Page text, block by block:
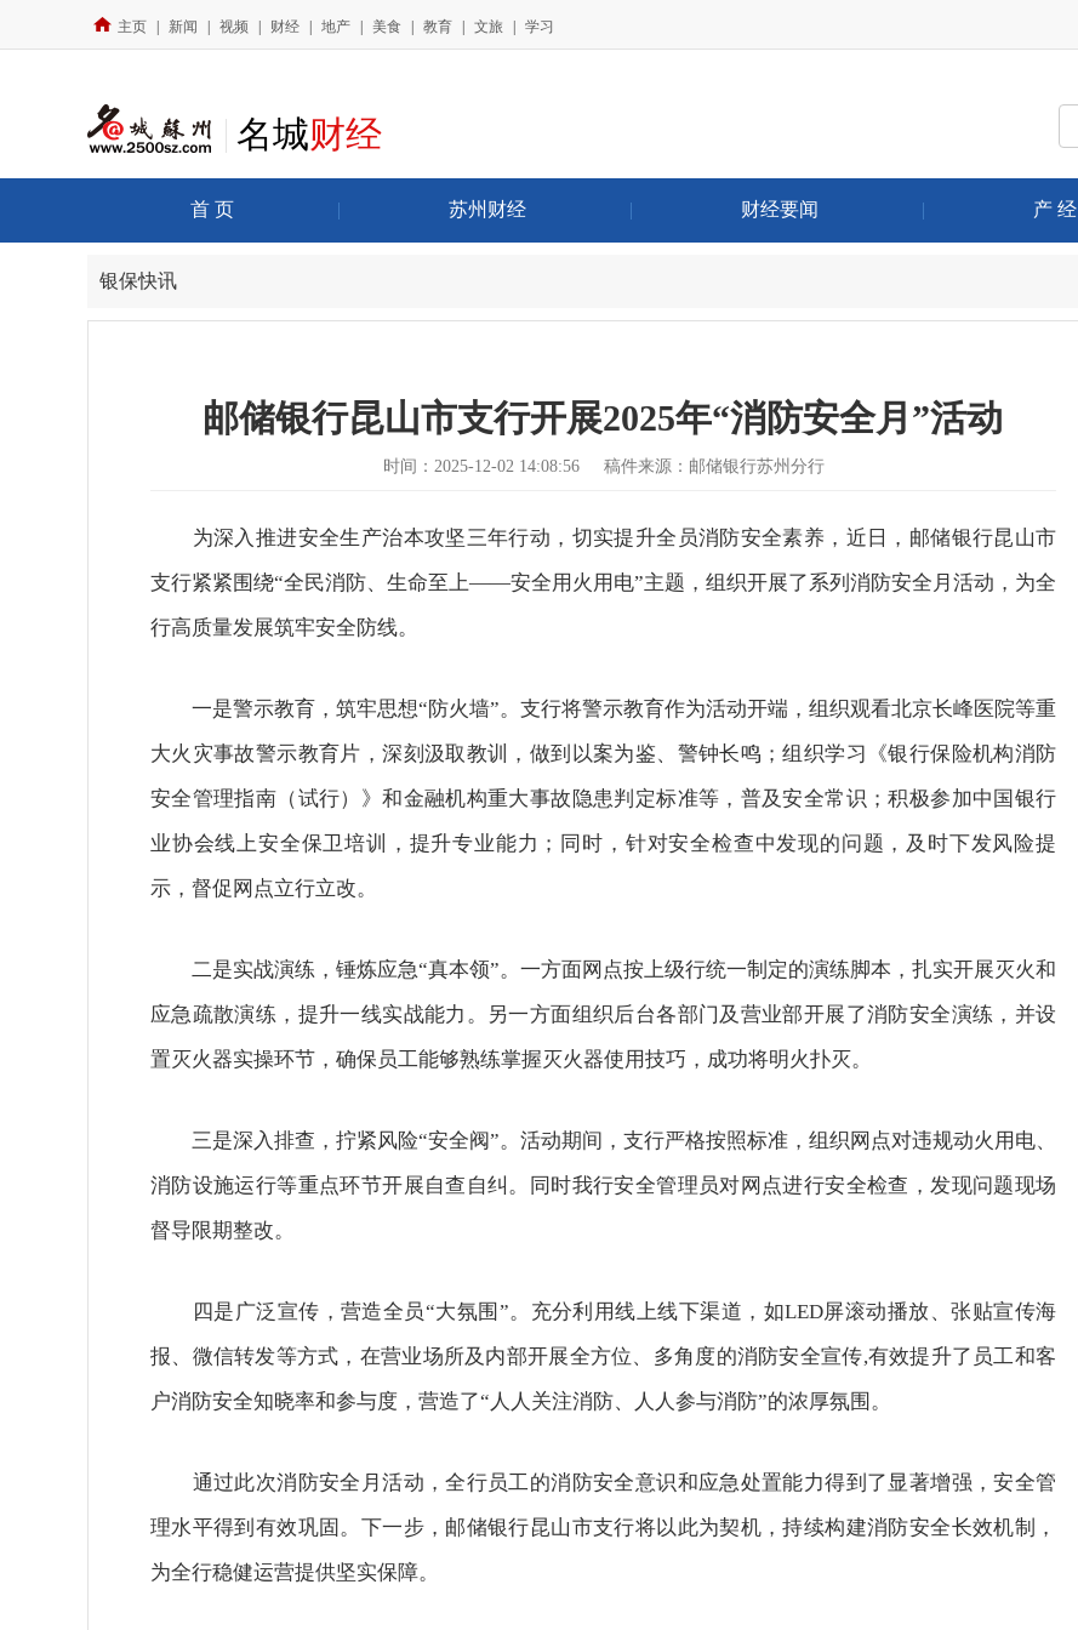
主页 新闻 视频 财经 地产 美食 教育 文旅 学习
名城财经
首 页 | 苏州财经 | 财经要闻 | 产 经
银保快讯
邮储银行昆山市支行开展2025年“消防安全月”活动
时间：2025-12-02 14:08:56 稿件来源：邮储银行苏州分行
为深入推进安全生产治本攻坚三年行动，切实提升全员消防安全素养，近日，邮储银行昆山市
支行紧紧围绕“全民消防、生命至上——安全用火用电”主题，组织开展了系列消防安全月活动，为全
行高质量发展筑牢安全防线。
一是警示教育，筑牢思想“防火墙”。支行将警示教育作为活动开端，组织观看北京长峰医院等重
大火灾事故警示教育片，深刻汲取教训，做到以案为鉴、警钟长鸣；组织学习《银行保险机构消防
安全管理指南（试行）》和金融机构重大事故隐患判定标准等，普及安全常识；积极参加中国银行
业协会线上安全保卫培训，提升专业能力；同时，针对安全检查中发现的问题，及时下发风险提
示，督促网点立行立改。
二是实战演练，锤炼应急“真本领”。一方面网点按上级行统一制定的演练脚本，扎实开展灭火和
应急疏散演练，提升一线实战能力。另一方面组织后台各部门及营业部开展了消防安全演练，并设
置灭火器实操环节，确保员工能够熟练掌握灭火器使用技巧，成功将明火扑灭。
三是深入排查，拧紧风险“安全阀”。活动期间，支行严格按照标准，组织网点对违规动火用电、
消防设施运行等重点环节开展自查自纠。同时我行安全管理员对网点进行安全检查，发现问题现场
督导限期整改。
四是广泛宣传，营造全员“大氛围”。充分利用线上线下渠道，如LED屏滚动播放、张贴宣传海
报、微信转发等方式，在营业场所及内部开展全方位、多角度的消防安全宣传,有效提升了员工和客
户消防安全知晓率和参与度，营造了“人人关注消防、人人参与消防”的浓厚氛围。
通过此次消防安全月活动，全行员工的消防安全意识和应急处置能力得到了显著增强，安全管
理水平得到有效巩固。下一步，邮储银行昆山市支行将以此为契机，持续构建消防安全长效机制，
为全行稳健运营提供坚实保障。